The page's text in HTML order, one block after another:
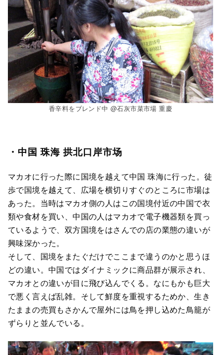
香辛料をブレンド中 @石灰市菜市場 重慶
・中国 珠海 拱北口岸市场
マカオに行った際に国境を越えて中国 珠海に行った。徒
歩で国境を越えて、広場を横切りすぐのところに市場は
あった。当時はマカオ側の人はこの国境付近の中国で衣
類や食材を買い、中国の人はマカオで電子機器類を買っ
ているようで、双方国境をはさんでの店の業態の違いが
興味深かった。
そして、国境をまたぐだけでここまで違うのかと思うほ
どの違い。中国ではダイナミックに商品群が展示され、
マカオとの違いが目に飛び込んでくる。なにもかも巨大
で悪く言えば乱雑。そして鮮度を重視するためか、生き
たままの売買もさかんで屋外には鳥を押し込めた鳥籠が
ずらりと並んでいる。